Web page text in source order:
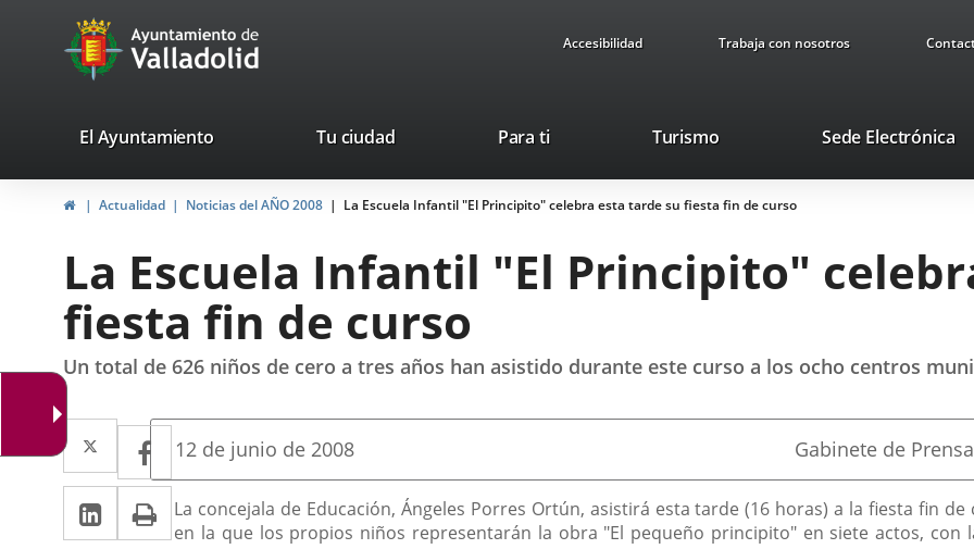
Portal
Web
Ayuntamiento
de
Accesibilidad Trabaja con nosotros
valladolid.es
El Ayuntamiento Tu ciudad Para ti TurismoThis
will
open
pop-
Sede Electrónica
HomeActualidad Noticias del AÑO 2008 La Escuela Infantil "El Principito" celebra esta tarde su fiesta fin de curso
La Escuela Infantil "El Principito"
fiesta fin de curso
Un total de 626 niños de cero a tres años han asistido durante este curso a los ocho centros
Twitter
Enlace
a
una
Facebook
Enlace
a
una
Linkedin
Enlace
a
Print
Fecha
la
noticia
12 de junio de 2008 Fuente
la
noticia
Gabinete de Prensa
Descripción
La concejala de Educación, Ángeles Porres Ortún, asistirá esta tarde (16 horas) a la fiesta fin
en la que los propios niños representarán la obra "El pequeño principito" en siete actos,